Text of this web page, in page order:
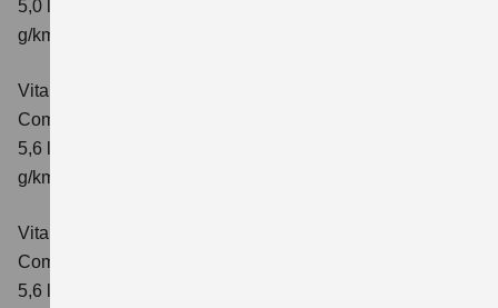
5,0 l/100km; kombinierter Wert der CO₂-Emission: 114
g/km; CO₂-Klasse: C
Vitara 1.5 DUALJET HYBRID ALLGRIP AGS
Comfort
5,6 l/100km; kombinierter Wert der CO₂-Emission: 126
g/km; CO₂-Klasse: D
Vitara 1.5 DUALJET HYBRID ALLGRIP AGS
Comfort+
5,6 l/100km; kombinierter Wert der CO₂-Emission: 127